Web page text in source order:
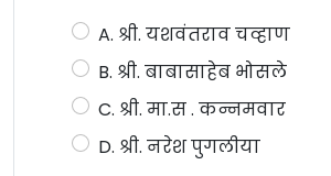
A. श्री. यशवंतराव चव्हाण
B. श्री. बाबासाहेब भोसले
C. श्री. मा.स . कन्नमवार
D. श्री. नरेश पुगलीया